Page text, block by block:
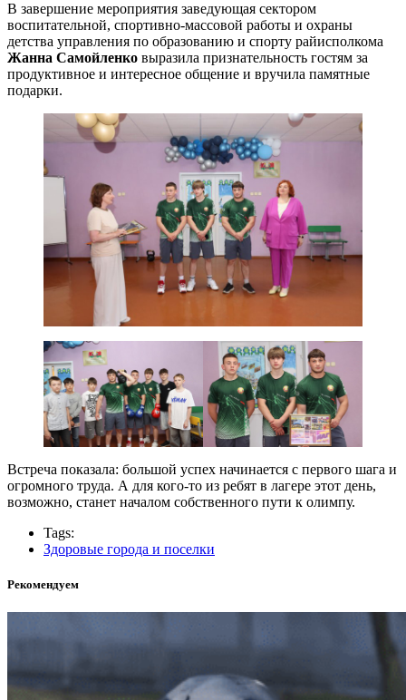
В завершение мероприятия заведующая сектором
воспитательной, спортивно-массовой работы и охраны
детства управления по образованию и спорту райисполкома
Жанна Самойленко выразила признательность гостям за
продуктивное и интересное общение и вручила памятные
подарки.
Встреча показала: большой успех начинается с первого шага и
огромного труда. А для кого-то из ребят в лагере этот день,
возможно, станет началом собственного пути к олимпу.
Tags:
Здоровые города и поселки
Рекомендуем